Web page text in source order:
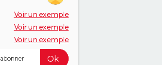
Voir un exemple
Voir un exemple
Voir un exemple